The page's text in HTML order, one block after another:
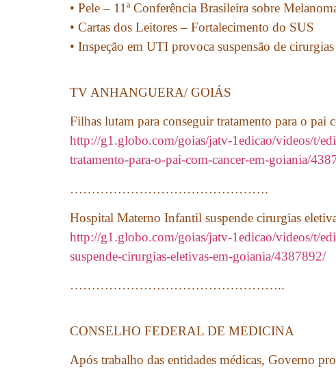
• Pele – 11ª Conferência Brasileira sobre
• Cartas dos Leitores – Fortalecimento do SUS
• Inspeção em UTI provoca suspensão de cirurgias
TV ANHANGUERA/ GOIÁS
Filhas lutam para conseguir tratamento para o pai
http://g1.globo.com/goias/jatv-1edicao/videos/t/
tratamento-para-o-pai-com-cancer-em-goiania/
……………………………………….
Hospital Materno Infantil suspende cirurgias
http://g1.globo.com/goias/jatv-1edicao/videos/t/
suspende-cirurgias-eletivas-em-goiania/4387892/
…………………………………………..
CONSELHO FEDERAL DE MEDICINA
Após trabalho das entidades médicas, Governo